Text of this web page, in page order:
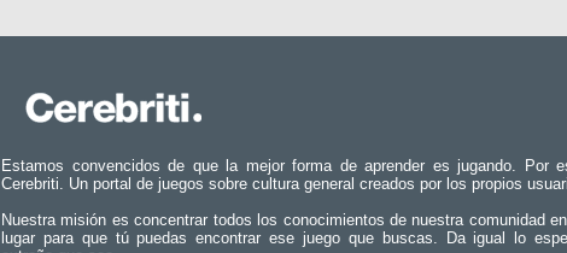
Estamos convencidos de que la mejor forma de aprender es jugando. Por
Cerebriti. Un portal de juegos sobre cultura general creados por los propios
Nuestra misión es concentrar todos los conocimientos de nuestra comunidad
lugar para que tú puedas encontrar ese juego que buscas. Da igual lo